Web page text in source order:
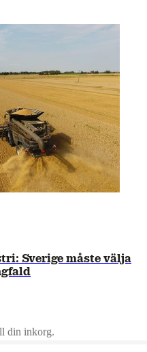
Sverige måste välja
din inkorg.